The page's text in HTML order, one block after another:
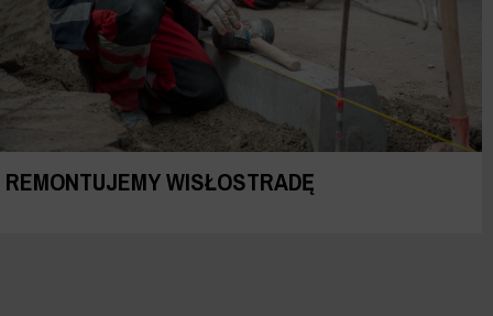
REMONTUJEMY WISŁOSTRADĘ